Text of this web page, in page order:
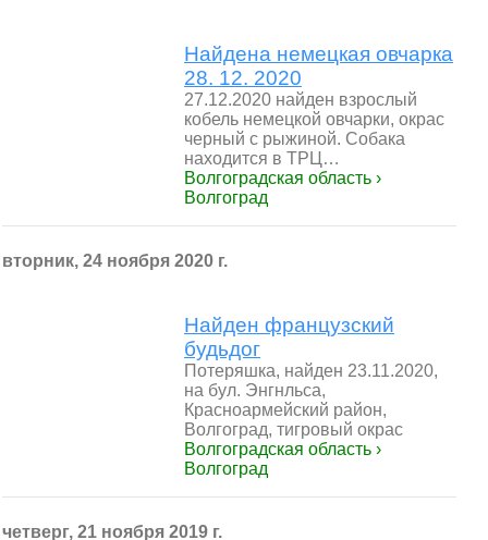
Найдена немецкая овчарка
28. 12. 2020
27.12.2020 найден взрослый
кобель немецкой овчарки, окрас
черный с рыжиной. Собака
находится в ТРЦ…
Волгоградская область ›
Волгоград
вторник, 24 ноября 2020 г.
Найден французский
будьдог
Потеряшка, найден 23.11.2020,
на бул. Энгнльса,
Красноармейский район,
Волгоград, тигровый окрас
Волгоградская область ›
Волгоград
четверг, 21 ноября 2019 г.